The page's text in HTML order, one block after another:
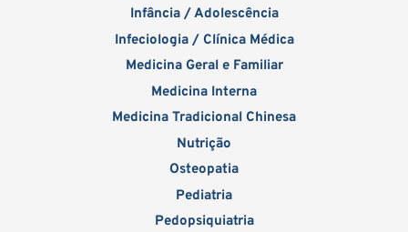
Infância / Adolescência
Infeciologia / Clínica Médica
Medicina Geral e Familiar
Medicina Interna
Medicina Tradicional Chinesa
Nutrição
Osteopatia
Pediatria
Pedopsiquiatria